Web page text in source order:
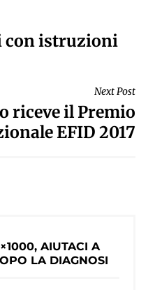
con istruzioni
Next Post
riceve il Premio
EFID 2017
AIUTACI A
LA DIAGNOSI